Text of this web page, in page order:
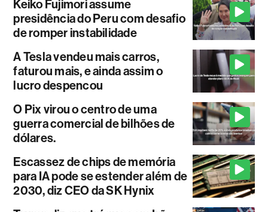
Keiko Fujimori assume
presidência do Peru com desafio
de romper instabilidade
A Tesla vendeu mais carros,
faturou mais, e ainda assim o
lucro despencou
O Pix virou o centro de uma
guerra comercial de bilhões de
dólares.
Escassez de chips de memória
para IA pode se estender além de
2030, diz CEO da SK Hynix